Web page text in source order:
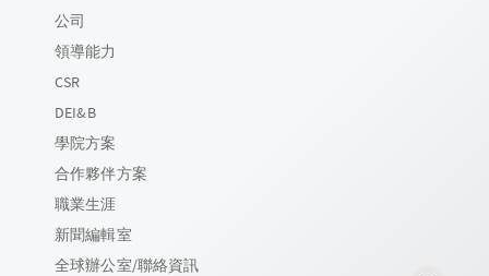
公司
領導能力
CSR
DEI&B
學院方案
合作夥伴方案
職業生涯
新聞編輯室
全球辦公室/聯絡資訊